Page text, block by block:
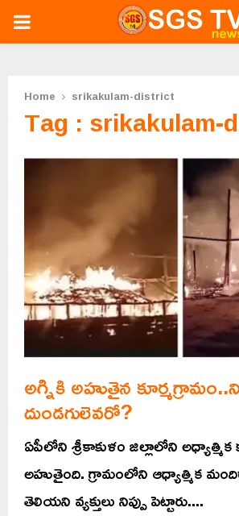
PRIMARY
Home srikakulam-district
Tag : srikakulam-
అగ్నికి అహుతైన
దుండగులెవరో?
ఏపీలోని శ్రీకాకుళం జిల్లాలోని అధ్యాత్మిక
అహుతైంది. గ్రామంలోని ఆధ్యాత్మిక
తెలియని వ్యక్తులు నిప్పు పెట్టారు....